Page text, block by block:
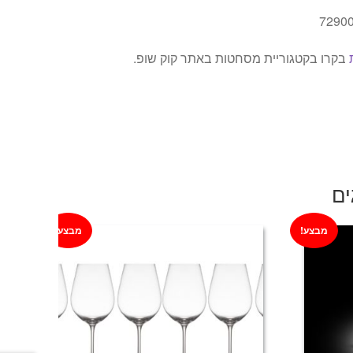
בקרו בקטגוריית מסחטות באתר קוק שופ.
מבצע! מבצע!